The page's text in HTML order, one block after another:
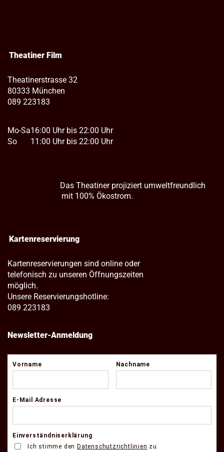
Theatiner Film
Theatinerstrasse 32
80333 München
089 223183
Mo-Sa
So
16:00 Uhr bis 22:00 Uhr
11:00 Uhr bis 22:00 Uhr
Das Theatiner projiziert umweltfreundlich
mit 100% Ökostrom.
Kartenreservierung
Kartenreservierungen sind online oder
telefonisch zu unseren Öffnungszeiten
möglich.
Unsere Reservierungshotline:
089 223183
Newsletter-Anmeldung